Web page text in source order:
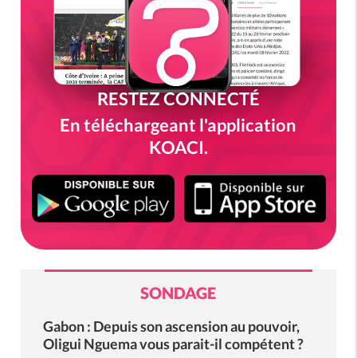
RESTEZ CONNECTÉ
En téléchargeant l'application
KOACI.
SONDAGE
Gabon : Depuis son ascension au pouvoir,
Oligui Nguema vous parait-il compétent ?